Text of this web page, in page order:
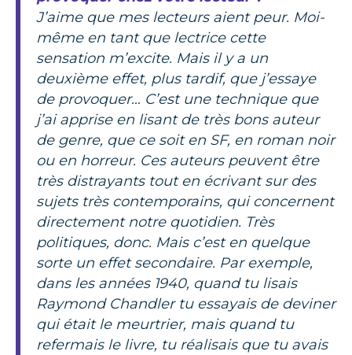
J’aime que mes lecteurs aient peur. Moi-
même en tant que lectrice cette
sensation m’excite. Mais il y a un
deuxième effet, plus tardif, que j’essaye
de provoquer… C’est une technique que
j’ai apprise en lisant de très bons auteur
de genre, que ce soit en SF, en roman noir
ou en horreur. Ces auteurs peuvent être
très distrayants tout en écrivant sur des
sujets très contemporains, qui concernent
directement notre quotidien. Très
politiques, donc. Mais c’est en quelque
sorte un effet secondaire. Par exemple,
dans les années 1940, quand tu lisais
Raymond Chandler tu essayais de deviner
qui était le meurtrier, mais quand tu
refermais le livre, tu réalisais que tu avais